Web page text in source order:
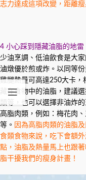
志力達成這項改變，距離
4 小心踩到隱藏油脂的地雷
少油烹調、低油飲食是大
滷燉優於煎或炸。以同等
雞腿熱量可高達250大卡，
藏在食物中的油脂，建議
類等，也可以選擇非油炸
高脂肉類，例如：梅花肉
等。 因為高脂肉類的油脂
食類食物來說，吃下會額
點，油脂及熱量馬上也跟
脂干擾我們的瘦身計畫！